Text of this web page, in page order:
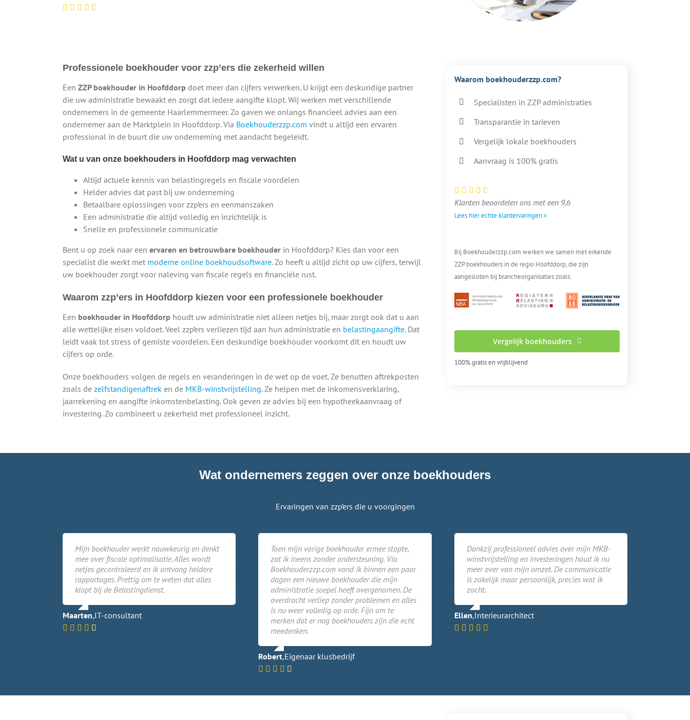
Professionele boekhouder voor zzp’ers die zekerheid willen
Een ZZP boekhouder in Hoofddorp doet meer dan cijfers verwerken. U krijgt een deskundige partner
die uw administratie bewaakt en zorgt dat iedere aangifte klopt. Wij werken met verschillende
ondernemers in de gemeente Haarlemmermeer. Zo gaven we onlangs financieel advies aan een
ondernemer aan de Marktplein in Hoofddorp. Via Boekhouderzzp.com vindt u altijd een ervaren
professional in de buurt die uw onderneming met aandacht begeleidt.
Wat u van onze boekhouders in Hoofddorp mag verwachten
Altijd actuele kennis van belastingregels en fiscale voordelen
Helder advies dat past bij uw onderneming
Betaalbare oplossingen voor zzp’ers en eenmanszaken
Een administratie die altijd volledig en inzichtelijk is
Snelle en professionele communicatie
Bent u op zoek naar een ervaren en betrouwbare boekhouder in Hoofddorp? Kies dan voor een
specialist die werkt met moderne online boekhoudsoftware. Zo heeft u altijd zicht op uw cijfers, terwijl
uw boekhouder zorgt voor naleving van fiscale regels en financiële rust.
Waarom zzp’ers in Hoofddorp kiezen voor een professionele boekhouder
Een boekhouder in Hoofddorp houdt uw administratie niet alleen netjes bij, maar zorgt ook dat u aan
alle wettelijke eisen voldoet. Veel zzp’ers verliezen tijd aan hun administratie en belastingaangifte. Dat
leidt vaak tot stress of gemiste voordelen. Een deskundige boekhouder voorkomt dit en houdt uw
cijfers op orde.
Onze boekhouders volgen de regels en veranderingen in de wet op de voet. Ze benutten aftrekposten
zoals de zelfstandigenaftrek en de MKB-winstvrijstelling. Ze helpen met de inkomensverklaring,
jaarrekening en aangifte inkomstenbelasting. Ook geven ze advies bij een hypotheekaanvraag of
investering. Zo combineert u zekerheid met professioneel inzicht.
Waarom boekhouderzzp.com?
Specialisten in ZZP administraties
Transparantie in tarieven
Vergelijk lokale boekhouders
Aanvraag is 100% gratis
Klanten beoordelen ons met een 9,6
Lees hier echte klantervaringen »
Bij Boekhouderzzp.com werken we samen met erkende
ZZP boekhouders in de regio Hoofddorp, die zijn
aangesloten bij brancheorganisaties zoals:
Vergelijk boekhouders
100% gratis en vrijblijvend
Wat ondernemers zeggen over onze boekhouders
Ervaringen van zzp’ers die u voorgingen
Mijn boekhouder werkt nauwkeurig en denkt
mee over fiscale optimalisatie. Alles wordt
netjes gecontroleerd en ik ontvang heldere
rapportages. Prettig om te weten dat alles
klopt bij de Belastingdienst.
Maarten,IT-consultant
Toen mijn vorige boekhouder ermee stopte,
zat ik ineens zonder ondersteuning. Via
Boekhouderzzp.com vond ik binnen een paar
dagen een nieuwe boekhouder die mijn
administratie soepel heeft overgenomen. De
overdracht verliep zonder problemen en alles
is nu weer volledig op orde. Fijn om te
merken dat er nog boekhouders zijn die echt
meedenken.
Robert,Eigenaar klusbedrijf
Dankzij professioneel advies over mijn MKB-
winstvrijstelling en investeringen houd ik nu
meer over van mijn omzet. De communicatie
is zakelijk maar persoonlijk, precies wat ik
zocht.
Ellen,Interieurarchitect